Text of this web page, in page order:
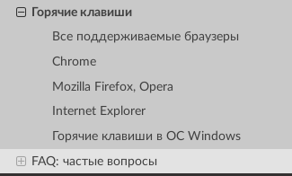
Горячие клавиши
Все поддерживаемые браузеры
Chrome
Mozilla Firefox, Opera
Internet Explorer
Горячие клавиши в ОС Windows
FAQ: частые вопросы